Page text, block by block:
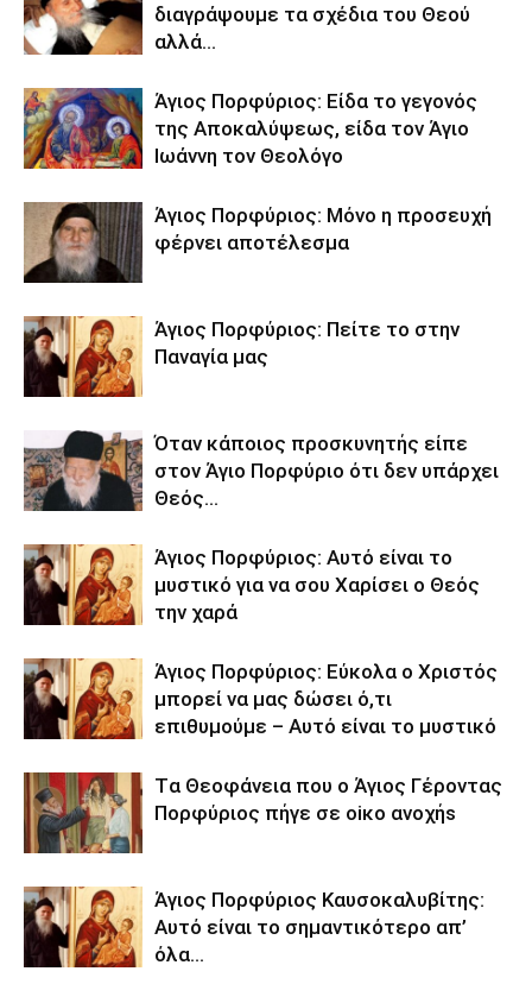
διαγράψουμε τα σχέδια του Θεού
αλλά…
Άγιος Πορφύριος: Είδα το γεγονός
της Αποκαλύψεως, είδα τον Άγιο
Ιωάννη τον Θεολόγο
Άγιος Πορφύριος: Μόνο η προσευχή
φέρνει αποτέλεσμα
Άγιος Πορφύριος: Πείτε το στην
Παναγία μας
Όταν κάποιος προσκυνητής είπε
στον Άγιο Πορφύριο ότι δεν υπάρχει
Θεός…
Άγιος Πορφύριος: Αυτό είναι το
μυστικό για να σου Χαρίσει ο Θεός
την χαρά
Άγιος Πορφύριος: Εύκολα ο Χριστός
μπορεί να μας δώσει ό,τι
επιθυμούμε – Αυτό είναι το μυστικό
Tα Θεοφάνεια που ο Άγιος Γέροντας
Πορφύριος πήγε σε oiκo ανoχήs
Άγιος Πορφύριος Καυσοκαλυβίτης:
Αυτό είναι το σημαντικότερο απ’
όλα…